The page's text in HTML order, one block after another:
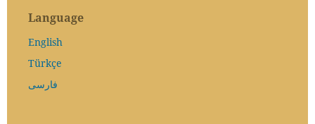
Language
English
Türkçe
فارسی